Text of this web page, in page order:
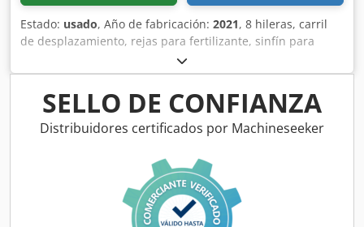
Estado: usado, Año de fabricación: 2021, 8 hileras, carril
de desplazamiento, rejas para fertilizante, sinfín para
fertilizante, máquina Isobus sin terminal. Superficie: 1,011
ha. Crsdpstgpf Ujfx Aqvjf
SELLO DE CONFIANZA
Distribuidores certificados por Machineseeker